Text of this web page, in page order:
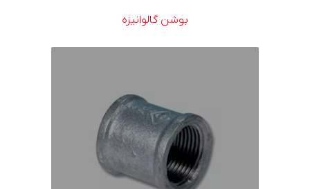
بوشن گالوانیزه